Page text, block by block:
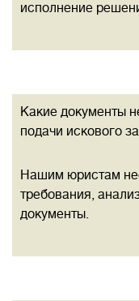
исполнение
Какие документы
подачи искового
Нашим юристам
требования,
документы.